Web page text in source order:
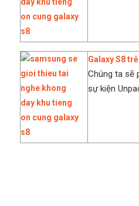
Galaxy S8
Chúng ta sẽ
sự kiện